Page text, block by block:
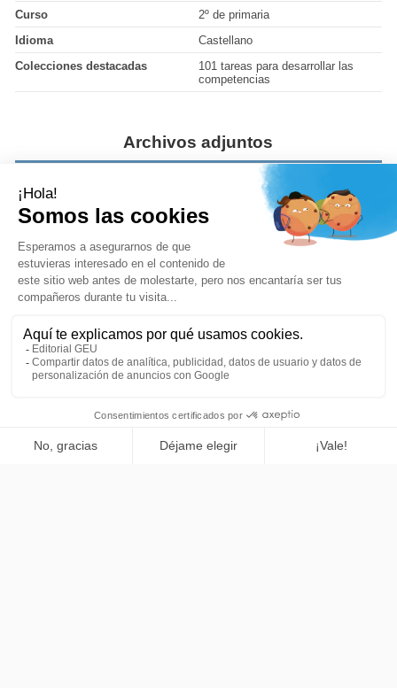
Añadir a la cesta
Comprar ya
Curso
2º de primaria
Idioma
Castellano
Colecciones destacadas
101 tareas para desarrollar las
competencias
Archivos adjuntos
Solucionario
Descargar (5.82MB)
Tu cuenta
Editorial GEU